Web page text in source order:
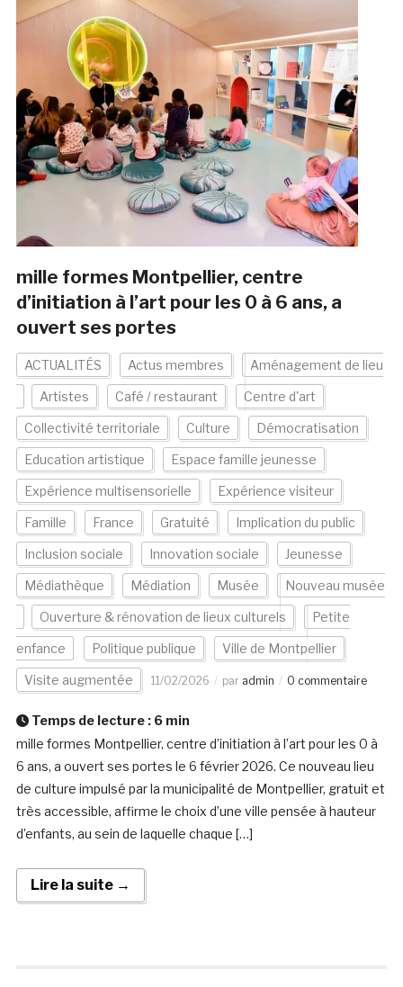
mille formes Montpellier, centre
d’initiation à l’art pour les 0 à 6 ans, a
ouvert ses portes
ACTUALITÉS Actus membres Aménagement de lieu
Artistes Café / restaurant Centre d'art
Collectivité territoriale Culture Démocratisation
Education artistique Espace famille jeunesse
Expérience multisensorielle Expérience visiteur
Famille France Gratuité Implication du public
Inclusion sociale Innovation sociale Jeunesse
Médiathèque Médiation Musée Nouveau musée
Ouverture & rénovation de lieux culturels Petite
enfance Politique publique Ville de Montpellier
Visite augmentée 11/02/2026 par admin 0 commentaire
Temps de lecture : 6 min
mille formes Montpellier, centre d’initiation à l’art pour les 0 à
6 ans, a ouvert ses portes le 6 février 2026. Ce nouveau lieu
de culture impulsé par la municipalité de Montpellier, gratuit et
très accessible, affirme le choix d’une ville pensée à hauteur
d’enfants, au sein de laquelle chaque […]
Lire la suite →